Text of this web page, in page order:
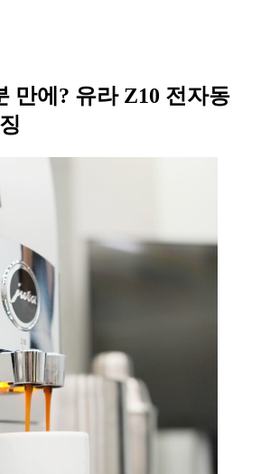
만에? 유라 Z10 전자동